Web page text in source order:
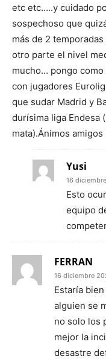
etc etc…..y cuidado
sospechoso que
más de 2
otro parte el nivel
mucho… pongo
con jugadores
que sudar Madrid y
durísima liga Endesa
mata).Ánimos amigos
Yusi
16
Esto
equipo
FERRAN
16 diciembre
Estaría
alguien se
no solo los
mejor la
desastre